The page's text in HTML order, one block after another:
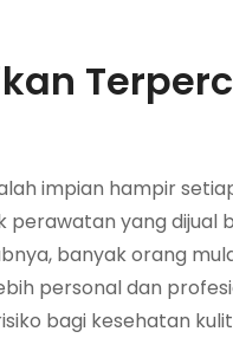
impian hampir
yang dijual
banyak orang
personal dan
bagi kesehatan